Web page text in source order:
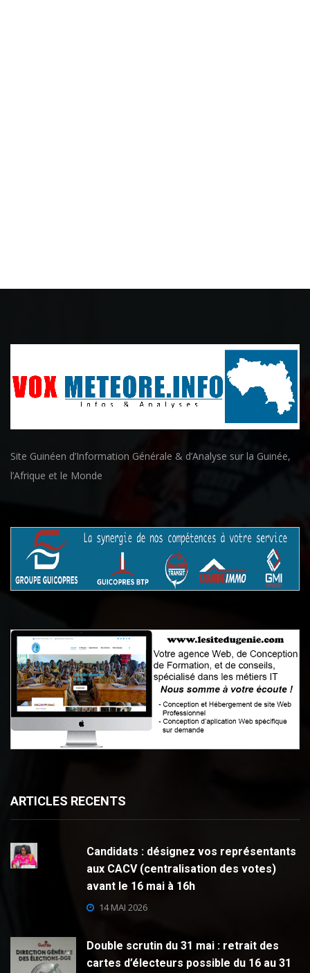
Site Guinéen d’Information Générale & d’Analyse sur la Guinée,
l’Afrique et le Monde
ARTICLES RECENTS
Candidats : désignez vos représentants
aux CACV (centralisation des votes)
avant le 16 mai à 16h
14 MAI 2026
Double scrutin du 31 mai : retrait des
cartes d’électeurs possible du 16 au 31